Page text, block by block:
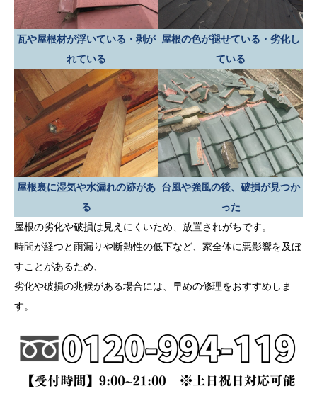
瓦や屋根材が浮いている・剥が
れている
屋根の色が褪せている・劣化し
ている
屋根裏に湿気や水漏れの跡があ
る
台風や強風の後、破損が見つか
った
屋根の劣化や破損は見えにくいため、放置されがちです。
時間が経つと雨漏りや断熱性の低下など、家全体に悪影響を及ぼ
すことがあるため、
劣化や破損の兆候がある場合には、早めの修理をおすすめしま
す。